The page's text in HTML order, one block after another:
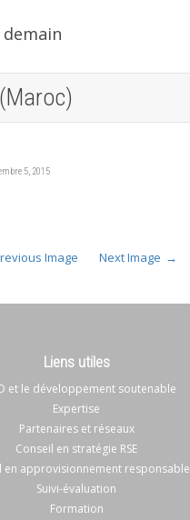
5, 2015
Image Next Image
Liens utiles
et le développement soutenable
Expertise
Partenaires et réseaux
Conseil en stratégie RSE
en approvisionnement responsable
Suivi-évaluation
Formation